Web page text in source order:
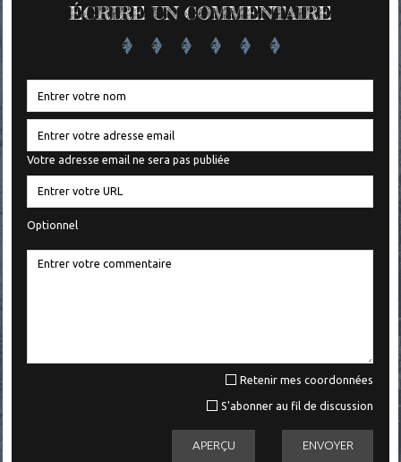
ÉCRIRE UN COMMENTAIRE
Votre adresse email ne sera pas publiée
Optionnel
Retenir mes coordonnées
S'abonner au fil de discussion